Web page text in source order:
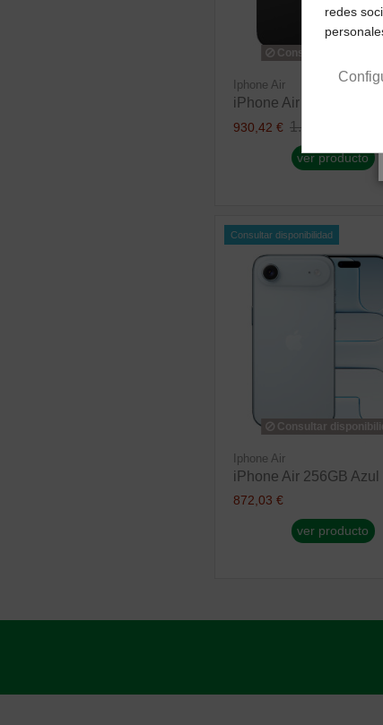
Consultar
Iphone Air
iPhone Air 1TB Negro
930,42 € 1.163,03 €
ver producto
Consultar disponibilidad
Consultar
Iphone Air
iPhone Air 256GB Azul
872,03 €
ver producto
redes